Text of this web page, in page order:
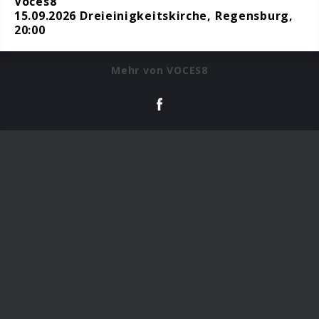
15.09.2026 Dreieinigkeitskirche, Regensburg,
20:00
Mehr von VOCES8